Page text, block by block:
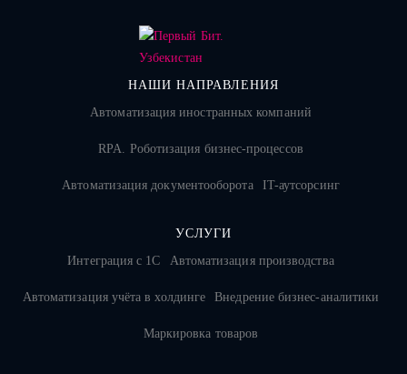
НАШИ НАПРАВЛЕНИЯ
Автоматизация иностранных компаний
RPA. Роботизация бизнес-процессов
Автоматизация документооборота IT-аутсорсинг
УСЛУГИ
Интеграция с 1С
Автоматизация производства
Автоматизация учёта в холдинге Внедрение бизнес-аналитики
Маркировка товаров